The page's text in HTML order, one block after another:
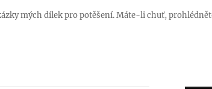
mých dílek pro potěšení. Máte-li chuť,